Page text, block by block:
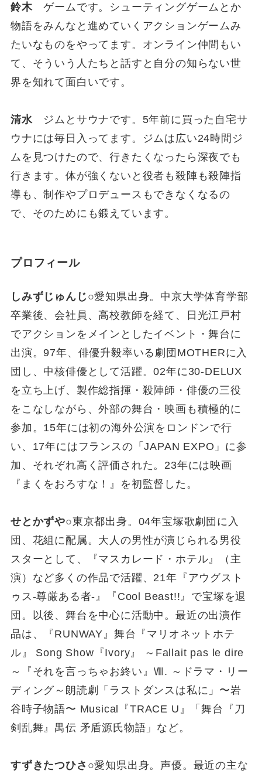
鈴木ゲームです。シューティングゲームとか
物語をみんなと進めていくアクションゲームみ
たいなものをやってます。オンライン仲間もい
て、そういう人たちと話すと自分の知らない世
界を知れて面白いです。
清水 ジムとサウナです。5年前に買った自宅サ
ウナには毎日入ってます。ジムは広い24時間ジ
ムを見つけたので、行きたくなったら深夜でも
行きます。体が強くないと役者も殺陣も殺陣指
導も、制作やプロデュースもできなくなるの
で、そのためにも鍛えています。
プロフィール
しみずじゅんじ ○愛知県出身。中京大学体育学部
卒業後、会社員、高校教師を経て、日光江戸村
でアクションをメインとしたイベント・舞台に
出演。97年、俳優升毅率いる劇団MOTHERに入
団し、中核俳優として活躍。02年に30-DELUX
を立ち上げ、製作総指揮・殺陣師・俳優の三役
をこなしながら、外部の舞台・映画も積極的に
参加。15年には初の海外公演をロンドンで行
い、17年にはフランスの「JAPAN EXPO」に参
加、それぞれ高く評価された。23年には映画
『まくをおろすな！』を初監督した。
せとかずや○東京都出身。04年宝塚歌劇団に入
団、花組に配属。大人の男性が演じられる男役
スターとして、『マスカレード・ホテル』（主
演）など多くの作品で活躍、21年『アウグスト
ゥス-尊厳ある者-』『Cool Beast!!』で宝塚を退
団。以後、舞台を中心に活動中。最近の出演作
品は、『RUNWAY』舞台『マリオネットホテ
ル』 Song Show『Ivory』 ～Fallait pas le dire
～『それを言っちゃお終い』Ⅷ. ～ドラマ・リー
ディング～朗読劇「ラストダンスは私に」〜岩
谷時子物語〜 Musical『TRACE U』「舞台『刀
剣乱舞』禺伝 矛盾源氏物語」など。
すずきたつひさ ○愛知県出身。声優。最近の主な